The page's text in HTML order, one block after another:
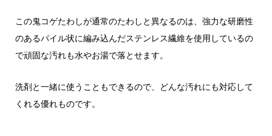
この鬼コゲたわしが通常のたわしと異なるのは、強力な研磨性
のあるパイル状に編み込んだステンレス繊維を使用しているの
で頑固な汚れも水やお湯で落とせます。
洗剤と一緒に使うこともできるので、どんな汚れにも対応して
くれる優れものです。